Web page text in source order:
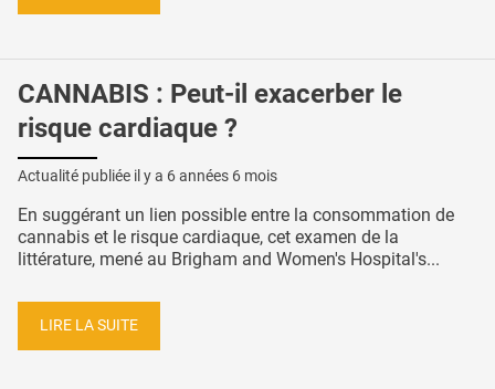
CANNABIS : Peut-il exacerber le
risque cardiaque ?
Actualité publiée il y a 6 années 6 mois
En suggérant un lien possible entre la consommation de
cannabis et le risque cardiaque, cet examen de la
littérature, mené au Brigham and Women's Hospital's...
LIRE LA SUITE